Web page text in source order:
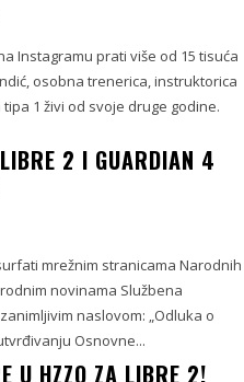
Instagramu prati više od 15 tisuća
osobna trenerica, instruktorica
1 živi od svoje druge godine.
2 I GUARDIAN 4
mrežnim stranicama Narodnih
novinama Službena
naslovom: „Odluka o
Osnovne...
U HZZO ZA LIBRE 2!